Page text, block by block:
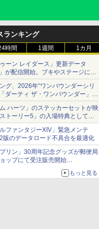
ランキング
時間 1週間 1カ月
ゥーン レイダース」更新データ
」が配信開始。ブキやステージに関
修正
グ、2026年“ワンパウンダーシリ
ダーティ ザ・ワンパウンダー」を
リックマヨソース」を使用した超大
ガー
ム ハーツ」のステッカーセットが映
トーリー5」の入場特典として配
より先着・数量限定で配布
ルファンタジーXIV」緊急メンテ
版のデータロード不具合を最適化
プリン」30周年記念グッズが郵便局
ップにて受注販売開始
もちクッション」など今年だけの
もっと見る